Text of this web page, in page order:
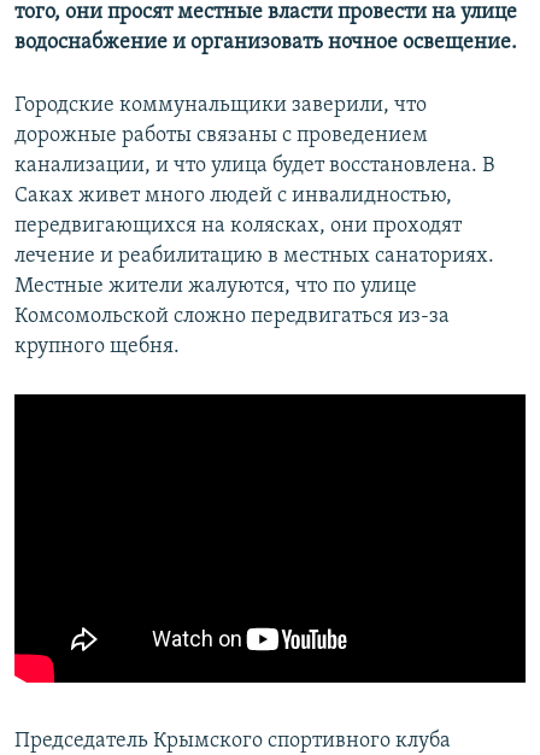
того, они просят местные власти провести на улице
водоснабжение и организовать ночное освещение.
Городские коммунальщики заверили, что
дорожные работы связаны с проведением
канализации, и что улица будет восстановлена. В
Саках живет много людей с инвалидностью,
передвигающихся на колясках, они проходят
лечение и реабилитацию в местных санаториях.
Местные жители жалуются, что по улице
Комсомольской сложно передвигаться из-за
крупного щебня.
Председатель Крымского спортивного клуба